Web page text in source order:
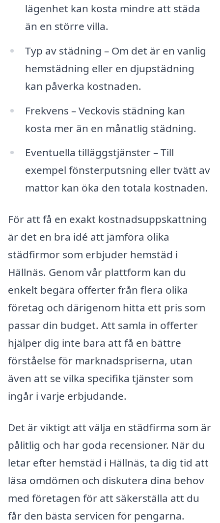
lägenhet kan kosta mindre att städa
än en större villa.
Typ av städning – Om det är en vanlig
hemstädning eller en djupstädning
kan påverka kostnaden.
Frekvens – Veckovis städning kan
kosta mer än en månatlig städning.
Eventuella tilläggstjänster – Till
exempel fönsterputsning eller tvätt av
mattor kan öka den totala kostnaden.
För att få en exakt kostnadsuppskattning
är det en bra idé att jämföra olika
städfirmor som erbjuder hemstäd i
Hällnäs. Genom vår plattform kan du
enkelt begära offerter från flera olika
företag och därigenom hitta ett pris som
passar din budget. Att samla in offerter
hjälper dig inte bara att få en bättre
förståelse för marknadspriserna, utan
även att se vilka specifika tjänster som
ingår i varje erbjudande.
Det är viktigt att välja en städfirma som är
pålitlig och har goda recensioner. När du
letar efter hemstäd i Hällnäs, ta dig tid att
läsa omdömen och diskutera dina behov
med företagen för att säkerställa att du
får den bästa servicen för pengarna.